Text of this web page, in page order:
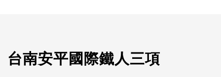
台南安平國際鐵人三項